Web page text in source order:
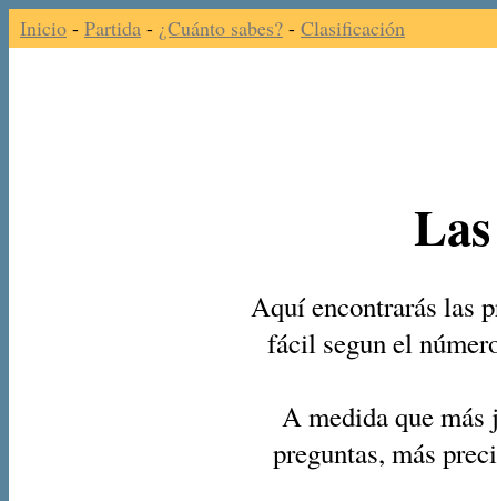
Inicio - Partida - ¿Cuánto sabes? - Clasificación
Aquí encontrarás las
fácil segun el
A medida que más
preguntas, más